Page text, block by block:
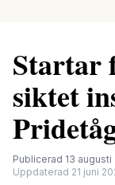
Startar
siktet
Publicerad 13 augusti
Uppdaterad 21 juni